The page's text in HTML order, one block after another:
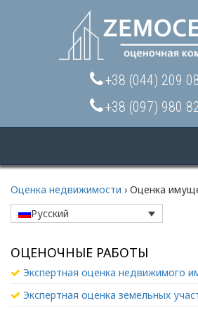
+38 (044) 209
+38 (097) 980
Оценка недвижимости › Оценка
Русский
ОЦЕНОЧНЫЕ РАБОТЫ
Экспертная оценка недвижимого
Экспертная оценка земельных